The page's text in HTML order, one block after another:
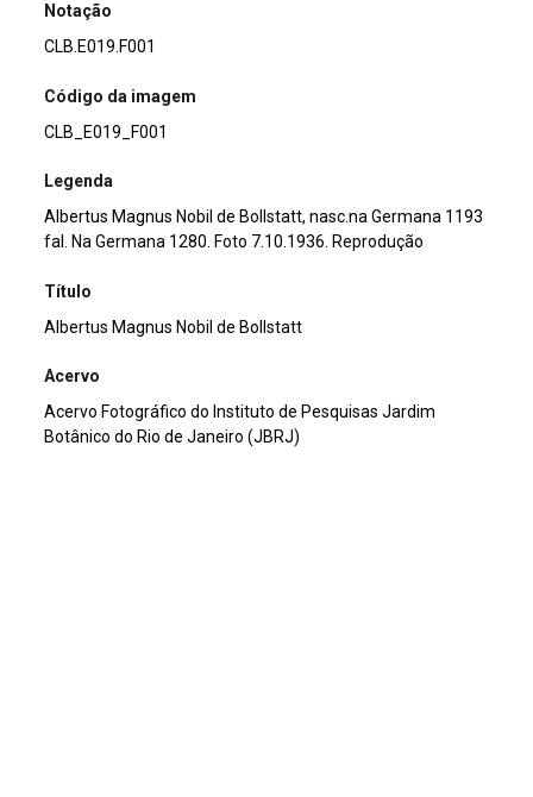
Notação
CLB.E019.F001
Código da imagem
CLB_E019_F001
Legenda
Albertus Magnus Nobil de Bollstatt, nasc.na Germana 1193
fal. Na Germana 1280. Foto 7.10.1936. Reprodução
Título
Albertus Magnus Nobil de Bollstatt
Acervo
Acervo Fotográfico do Instituto de Pesquisas Jardim
Botânico do Rio de Janeiro (JBRJ)